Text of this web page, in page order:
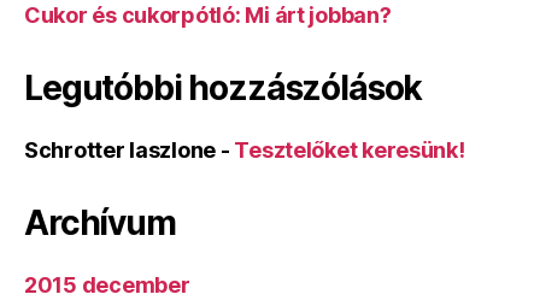
Cukor és cukorpótló: Mi árt jobban?
Legutóbbi hozzászólások
Schrotter laszlone - Tesztelőket keresünk!
Archívum
2015 december